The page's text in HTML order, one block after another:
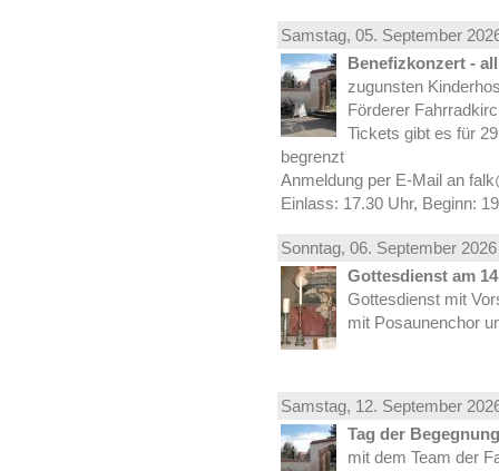
Samstag, 05. September
Benefizkonzert -
zugunsten
Förderer
Tickets gibt es für
begrenzt
Anmeldung per E-Mail an
Einlass: 17.30 Uhr, Beginn:
Sonntag, 06. September
Gottesdienst am
Gottesdienst mit
mit Posaunenchor
Samstag, 12. September
Tag der
mit dem Team der